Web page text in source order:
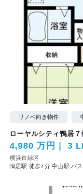
リノベ向き物件
ローヤルシティ鴨居７
4,980 万円 3
横浜市緑区
鴨居駅 徒歩7分中山駅 バ